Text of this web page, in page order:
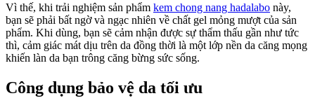
Vì thế, khi trải nghiệm sản phẩm kem chong nang hadalabo này,
bạn sẽ phải bất ngờ và ngạc nhiên về chất gel mỏng mượt của sản
phẩm. Khi dùng, bạn sẽ cảm nhận được sự thẩm thấu gần như tức
thì, cảm giác mát dịu trên da đồng thời là một lớp nền da căng mọng
khiến làn da bạn trông căng bừng sức sống.
Công dụng bảo vệ da tối ưu